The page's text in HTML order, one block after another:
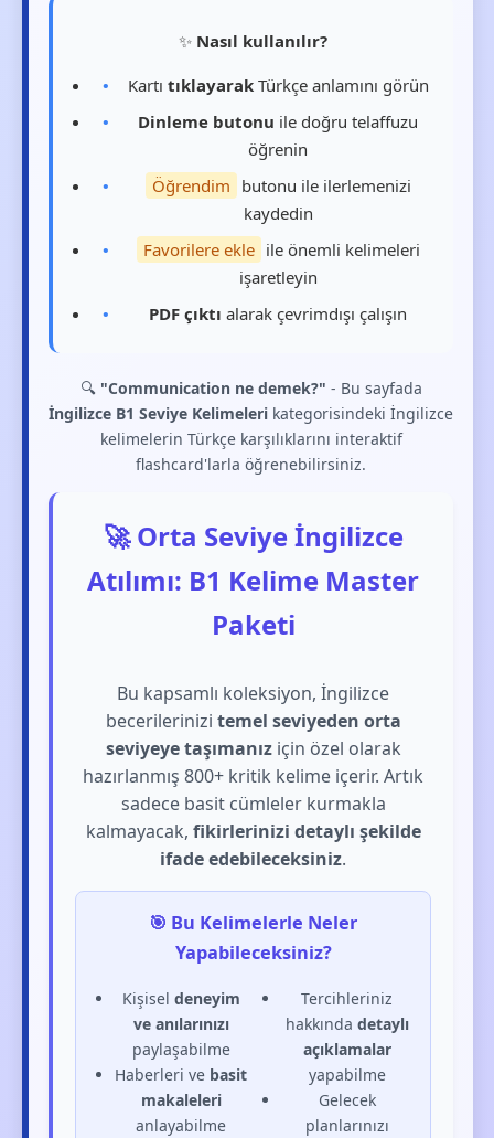
✨ Nasıl kullanılır?
Kartı tıklayarakTürkçe anlamını görün
Dinleme butonu ile doğru telaffuzu
öğrenin
Öğrendim butonu ile ilerlemenizi
kaydedin
Favorilere ekle ile önemli kelimeleri
işaretleyin
PDF çıktı alarak çevrimdışı çalışın
🔍 "Communication ne demek?" - Bu sayfada
İngilizce B1 Seviye Kelimeleri kategorisindeki İngilizce
kelimelerin Türkçe karşılıklarını interaktif
flashcard'larla öğrenebilirsiniz.
🚀 Orta Seviye İngilizce
Atılımı: B1 Kelime Master
Paketi
Bu kapsamlı koleksiyon, İngilizce
becerilerinizi temel seviyeden orta
seviyeye taşımanıziçin özel olarak
hazırlanmış 800+ kritik kelime içerir. Artık
sadece basit cümleler kurmakla
kalmayacak, fikirlerinizi detaylı şekilde
ifade edebileceksiniz.
🎯 Bu Kelimelerle Neler
Yapabileceksiniz?
Kişisel deneyim
ve anılarınızı
paylaşabilme
Haberleri ve basit
makaleleri
anlayabilme
Tercihleriniz
hakkında detaylı
açıklamalar
yapabilme
Gelecek
planlarınızı